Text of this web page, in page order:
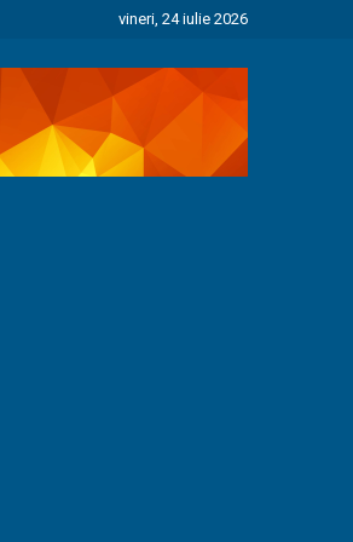
vineri, 24 iulie 2026